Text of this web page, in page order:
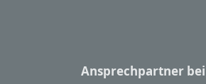
Ansprechpartner bei